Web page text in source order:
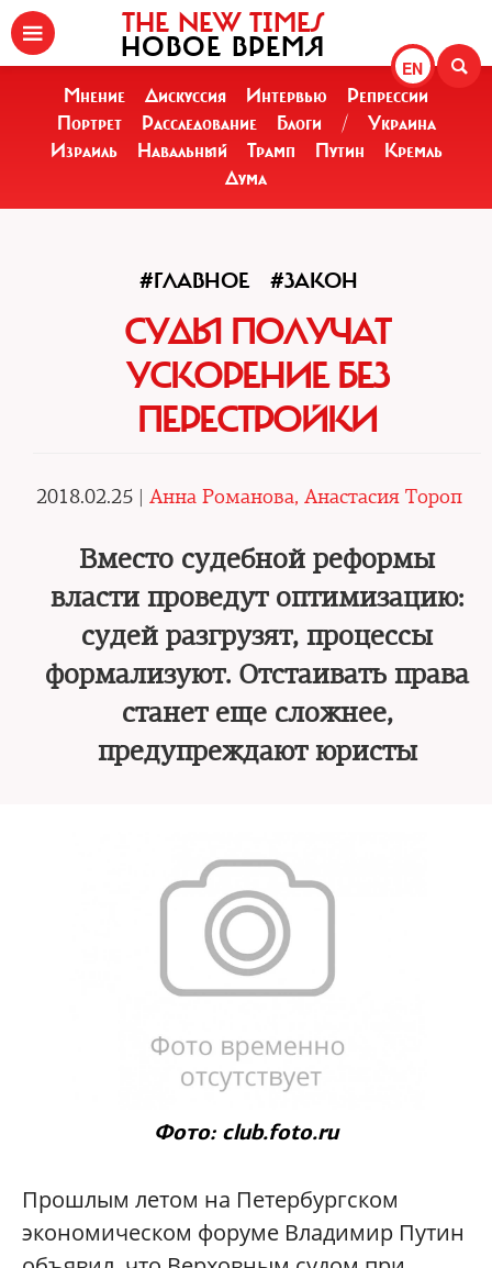
EN
THE NEW TIMES
НОВОЕ ВРЕМЯ
Мнение Дискуссия Интервью
Репрессии
Портрет
Расследование Блоги /
Украина
Израиль
Навальный Трамп Путин
Кремль
Дума
#ГЛАВНОЕ #ЗАКОН
СУДЫ ПОЛУЧАТ
УСКОРЕНИЕ БЕЗ
ПЕРЕСТРОЙКИ
2018.02.25 | Анна Романова, Анастасия Тороп
Вместо судебной реформы
власти проведут оптимизацию:
судей разгрузят, процессы
формализуют. Отстаивать права
станет еще сложнее,
предупреждают юристы
Фото: club.foto.ru
Прошлым летом на Петербургском
экономическом форуме Владимир Путин